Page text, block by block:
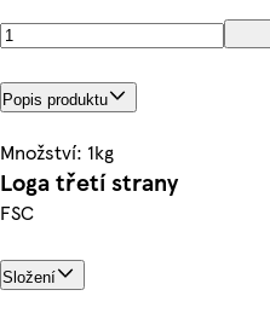
Popis produktu
Množství: 1kg
Loga třetí strany
FSC
Složení